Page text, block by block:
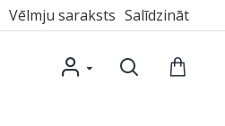
Vēlmju saraksts Salīdzināt